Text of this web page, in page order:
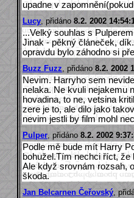
upadne v
Lucy , přidáno 8.2. 2002
...Velký souhlas s
Jinak - pěkný článeček,
opravdu bylo záhodno si
Buzz Fuzz , přidáno 8.2. 2002
Nevim. Harryho sem
nelaka. Ne kvuli nejakemu
hovadina, to ne, vetsina
zere je to, ale dilo jako
nevim jestli by film mohl
Pulper , přidáno 8.2. 2002
Podle mě bude mít Harry
bohužel.Tím nechci říct, že
Ale když srovnám rozsah,
škoda.
Jan Belcarnen Čeřovský ,